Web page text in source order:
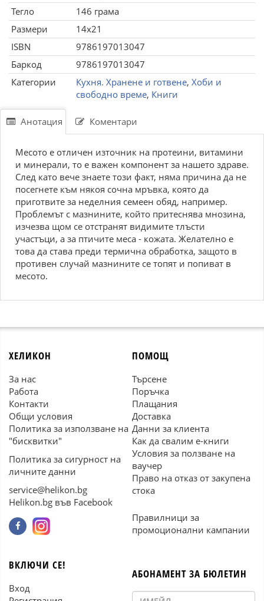
Тегло
146 грама
Размери
14x21
ISBN
9786197013047
Баркод
9786197013047
Категории
Кухня. Хранене и готвене, Хоби и
свободно време, Книги
Анотация Коментари
Месото е отличен източник на протеини, витамини
и минерали, то е важен компонент за нашето здраве.
След като вече знаете този факт, няма причина да не
посегнете към някоя сочна мръвка, която да
приготвите за неделния семеен обяд, например.
Проблемът с мазнините, който притеснява мнозина,
изчезва щом се отстранят видимите тлъсти
участъци, а за птичите меса - кожата. Желателно е
това да става преди термична обработка, защото в
противен случай мазнините се топят и попиват в
месото.
ХЕЛИКОН
За нас
Работа
Контакти
Общи условия
Политика за използване на
"бисквитки"
Политика за сигурност на
личните данни
service@helikon.bg
Helikon.bg във Facebook
ПОМОЩ
Търсене
Поръчка
Плащания
Доставка
Данни за клиента
Как да свалим е-книги
Условия за ползване на
ваучер
Право на отказ от закупена
стока
Правилници за
промоционални кампании
ВКЛЮЧИ СЕ!
Вход
АБОНАМЕНТ ЗА БЮЛЕТИН